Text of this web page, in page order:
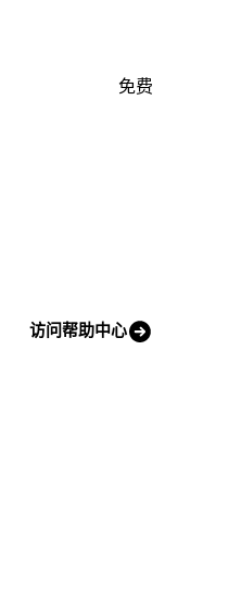
免费
访问帮助中心